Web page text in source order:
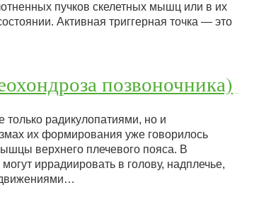
пучков скелетных мышц или в их
Активная триггерная точка — это
позвоночника)
только радикулопатиями, но и
их формирования уже говорилось
верхнего плечевого пояса. В
иррадиировать в голову, надплечье,
движениями…